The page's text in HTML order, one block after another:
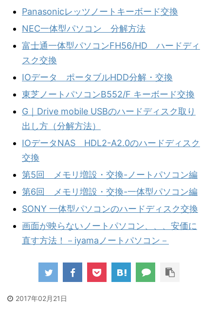
Panasonicレッツノートキーボード交換
NEC一体型パソコン 分解方法
富士通一体型パソコンFH56/HD ハードディ
スク交換
IOデータ ポータブルHDD分解・交換
東芝ノートパソコンB552/F キーボード交換
G｜Drive mobile USBのハードディスク取り
出し方（分解方法）
IOデータNAS HDL2-A2.0のハードディスク
交換
第5回 メモリ増設・交換-ノートパソコン編
第6回 メモリ増設・交換-一体型パソコン編
SONY 一体型パソコンのハードディスク交換
画面が映らないノートパソコン、、、安価に
直す方法！－iyamaノートパソコン－
2017年02月21日